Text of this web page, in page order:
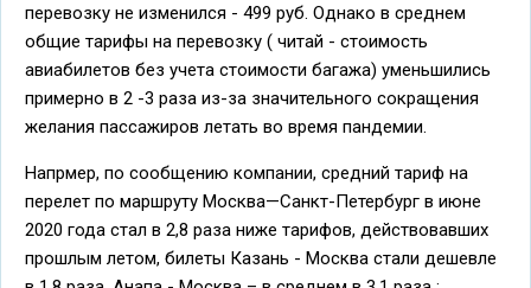
перевозку не изменился - 499 руб. Однако в среднем
общие тарифы на перевозку ( читай - стоимость
авиабилетов без учета стоимости багажа) уменьшились
примерно в 2 -3 раза из-за значительного сокращения
желания пассажиров летать во время пандемии.
Напрмер, по сообщению компании, средний тариф на
перелет по маршруту Москва—Санкт-Петербург в июне
2020 года стал в 2,8 раза ниже тарифов, действовавших
прошлым летом, билеты Казань - Москва стали дешевле